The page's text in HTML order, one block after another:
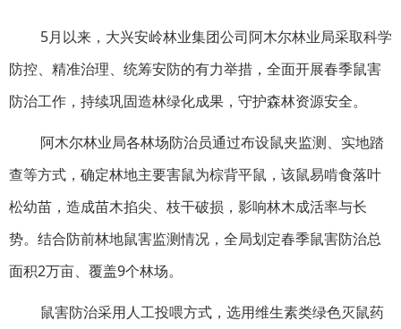
5月以来， 大兴安岭林业集团公司阿木尔林业局采取科学
防控、精准治理、统筹安防的有力举措，全面开展春季鼠害
防治工作，持续巩固造林绿化成果，守护森林资源安全。
阿木尔林业局各林场防治员通过布设鼠夹监测、实地踏
查等方式，确定林地主要害鼠为棕背平鼠，该鼠易啃食落叶
松幼苗，造成苗木掐尖、枝干破损，影响林木成活率与长
势。结合防前林地鼠害监测情况，全局划定春季鼠害防治总
面积2万亩、覆盖9个林场。
鼠害防治采用人工投喂方式，选用维生素类绿色灭鼠药